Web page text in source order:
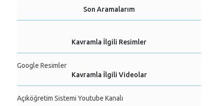
Son Aramalarım
Kavramla İlgili Resimler
Google Resimler
Kavramla İlgili Videolar
Açıköğretim Sistemi Youtube Kanalı